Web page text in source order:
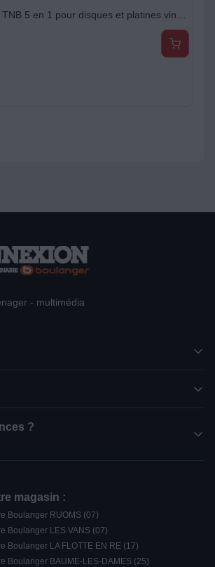
- multimédia
?
magasin :
Boulanger RUOMS (07)
Boulanger LES VANS (07)
Boulanger LA FLOTTE EN RE (17)
Boulanger BAUME-LES-DAMES (25)